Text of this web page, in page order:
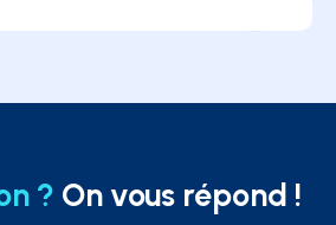
? On vous répond !